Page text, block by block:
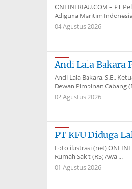
ONLINERIAU.COM – PT
Adiguna Maritim
04 Agustus 2026
Andi Lala Bakara
Andi Lala Bakara, S.E.,
Dewan Pimpinan Cabang
02 Agustus 2026
PT KFU Diduga
Foto ilustrasi (net)
Rumah Sakit (RS) Awa ...
01 Agustus 2026